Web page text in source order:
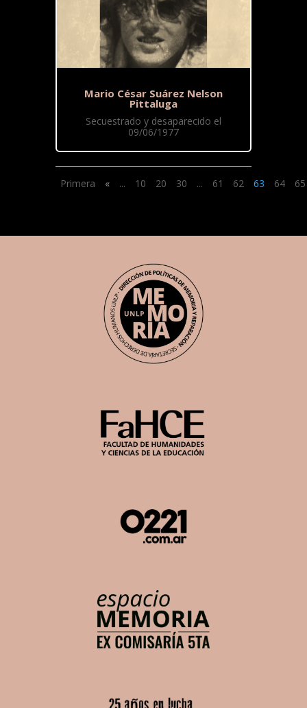
Mario César Suárez Nelson
Pittaluga
Secuestrado y desaparecido el
09/06/1977
Primera « ... 10 20 30 ... 61 62 63 64 65